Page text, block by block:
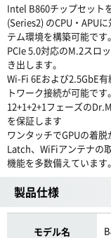
Intel B860チップセット
(Series2) のCPU・APU
テム環境を構築可能です。
PCIe 5.0対応のM.2スロ
き出します。
Wi-Fi 6Eおよび2.5GbE
トワーク接続が可能です。
12+1+2+1フェーズの
を保証します
ワンタッチでGPUの着
Latch、WiFiアンテナの
機能を多数備えています。
製品仕様
モデル名